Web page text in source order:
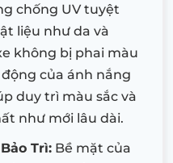
chống UV tuyệt
liệu như da và
không bị phai màu
của ánh nắng
duy trì màu sắc và
như mới lâu dài.
Trì: Bề mặt của